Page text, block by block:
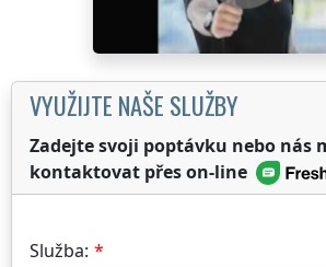
VYUŽIJTE NAŠE SLUŽBY
Zadejte svoji poptávku nebo nás
kontaktovat přes on-line
Služba: